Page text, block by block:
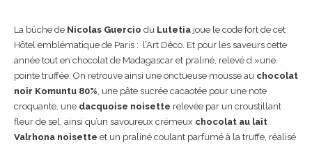
La bûche de Nicolas Guercio du Lutetia joue le code fort de cet
Hôtel emblématique de Paris : l’Art Déco. Et pour les saveurs cette
année tout en chocolat de Madagascar et praliné, relevé d »une
pointe truffée. On retrouve ainsi une onctueuse mousse au chocolat
noir Komuntu 80% , une pâte sucrée cacaotée pour une note
croquante, une dacquoise noisette relevée par un croustillant
fleur de sel, ainsi qu’un savoureux crémeux chocolat au lait
Valrhona noisette et un praliné coulant parfumé à la truffe, réalisé